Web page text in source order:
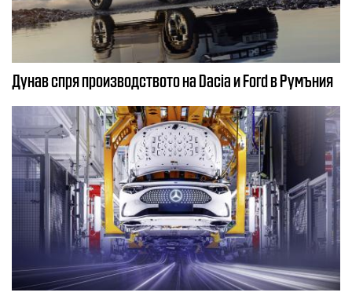
Дунав спря производството на Dacia и Ford в Румъния